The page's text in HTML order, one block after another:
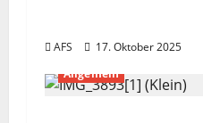
a
AFS
17. Oktober 2025
Allgemein